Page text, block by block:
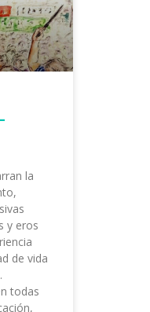
la
y eros
de vida
todas